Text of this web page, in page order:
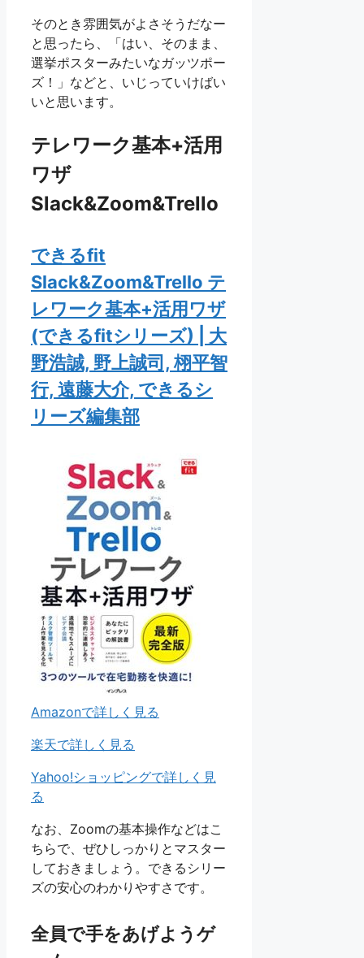
そのとき雰囲気がよさそうだなー
と思ったら、「はい、そのまま、
選挙ポスターみたいなガッツポー
ズ！」などと、いじっていけばい
いと思います。
テレワーク基本+活用
ワザ
Slack&Zoom&Trello
できるfit
Slack&Zoom&Trello テ
レワーク基本+活用ワザ
(できるfitシリーズ) | 大
野浩誠, 野上誠司, 栩平智
行, 遠藤大介, できるシ
リーズ編集部
Amazonで詳しく見る
楽天で詳しく見る
Yahoo!ショッピングで詳しく見
る
なお、Zoomの基本操作などはこ
ちらで、ぜひしっかりとマスター
しておきましょう。できるシリー
ズの安心のわかりやすさです。
全員で手をあげようゲ